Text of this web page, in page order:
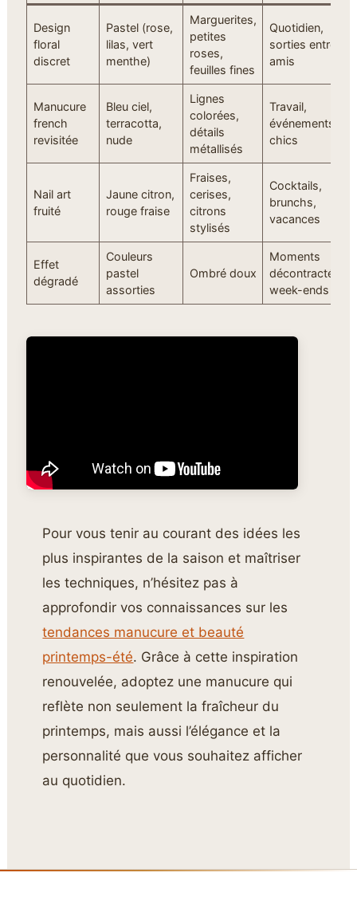
Design
floral
discret
Pastel (rose,
lilas, vert
menthe)
Marguerites,
petites
roses,
feuilles fines
Quotidien,
sorties entre
amis
Manucure
french
revisitée
Bleu ciel,
terracotta,
nude
Lignes
colorées,
détails
métallisés
Travail,
événements
chics
Nail art
fruité
Jaune citron,
rouge fraise
Fraises,
cerises,
citrons
stylisés
Cocktails,
brunchs,
vacances
Effet
dégradé
Couleurs
pastel
assorties
Ombré doux
Moments
décontractés,
week-ends
Pour vous tenir au courant des idées les
plus inspirantes de la saison et maîtriser
les techniques, n’hésitez pas à
approfondir vos connaissances sur les
tendances manucure et beauté
printemps-été. Grâce à cette inspiration
renouvelée, adoptez une manucure qui
reflète non seulement la fraîcheur du
printemps, mais aussi l’élégance et la
personnalité que vous souhaitez afficher
au quotidien.